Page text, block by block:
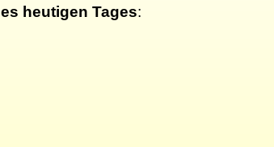
heutigen Tages: